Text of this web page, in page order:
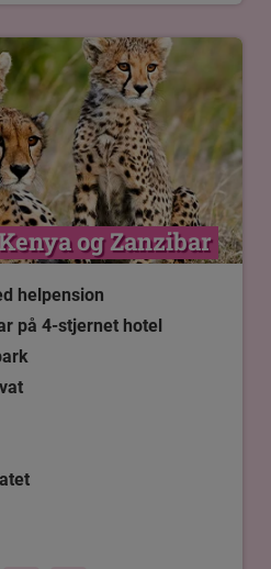
og Zanzibar
helpension
på 4-stjernet hotel